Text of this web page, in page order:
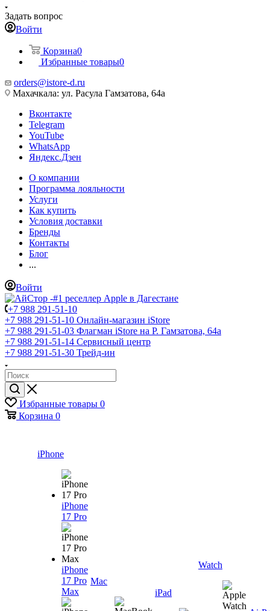
Задать вопрос
Войти
Корзина0
Избранные товары0
orders@istore-d.ru
Махачкала: ул. Расула Гамзатова, 64а
Вконтакте
Telegram
YouTube
WhatsApp
Яндекс.Дзен
О компании
Программа лояльности
Услуги
Как купить
Условия доставки
Бренды
Контакты
Блог
...
Войти
+7 988 291-51-10
+7 988 291-51-10 Онлайн-магазин iStore
+7 988 291-51-03 Флагман iStore на Р. Гамзатова, 64а
+7 988 291-51-14 Сервисный центр
+7 988 291-51-30 Трейд-ин
Избранные товары 0
Корзина 0
iPhone
iPhone
17 Pro
iPhone
17 Pro
Max
Mac
iPad
Watch